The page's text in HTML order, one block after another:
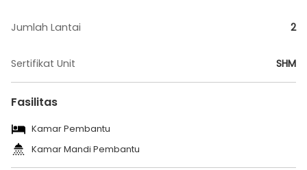
Jumlah Lantai 2
Sertifikat Unit SHM
Fasilitas
Kamar Pembantu
Kamar Mandi Pembantu